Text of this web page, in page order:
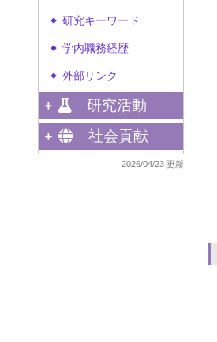
◆ 研究キーワード
◆ 学内職務経歴
◆ 外部リンク
研究活動
社会貢献
2026/04/23 更新